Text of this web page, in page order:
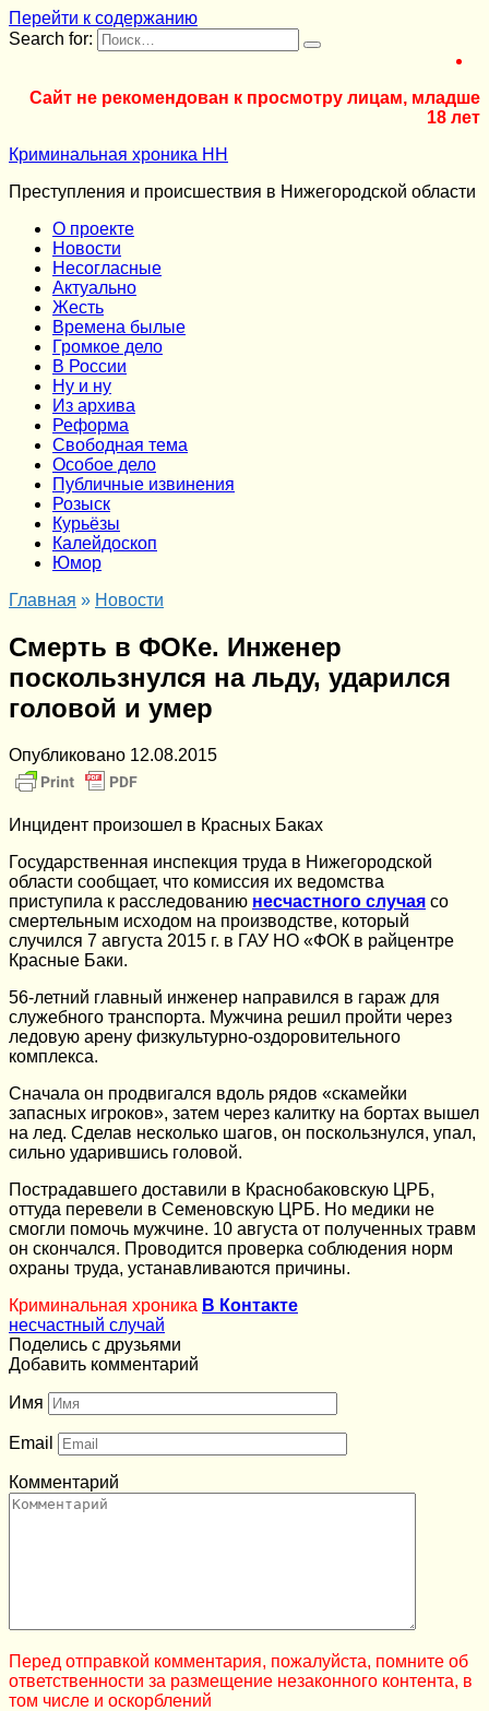
Перейти к содержанию
Search for:
Сайт не рекомендован к просмотру лицам, младше
18 лет
Криминальная хроника НН
Преступления и происшествия в Нижегородской области
О проекте
Новости
Несогласные
Актуально
Жесть
Времена былые
Громкое дело
В России
Ну и ну
Из архива
Реформа
Cвободная тема
Особое дело
Публичные извинения
Розыск
Курьёзы
Калейдоскоп
Юмор
Главная » Новости
Смерть в ФОКе. Инженер
поскользнулся на льду, ударился
головой и умер
Опубликовано 12.08.2015
Инцидент произошел в Красных Баках
Государственная инспекция труда в Нижегородской
области сообщает, что комиссия их ведомства
приступила к расследованию несчастного случая со
смертельным исходом на производстве, который
случился 7 августа 2015 г. в ГАУ НО «ФОК в райцентре
Красные Баки.
56-летний главный инженер направился в гараж для
служебного транспорта. Мужчина решил пройти через
ледовую арену физкультурно-оздоровительного
комплекса.
Сначала он продвигался вдоль рядов «скамейки
запасных игроков», затем через калитку на бортах вышел
на лед. Сделав несколько шагов, он поскользнулся, упал,
сильно ударившись головой.
Пострадавшего доставили в Краснобаковскую ЦРБ,
оттуда перевели в Семеновскую ЦРБ. Но медики не
смогли помочь мужчине. 10 августа от полученных травм
он скончался. Проводится проверка соблюдения норм
охраны труда, устанавливаются причины.
Криминальная хроника В Контакте
несчастный случай
Поделись с друзьями
Добавить комментарий
Имя
Email
Комментарий
Перед отправкой комментария, пожалуйста, помните об
ответственности за размещение незаконного контента, в
том числе и оскорблений